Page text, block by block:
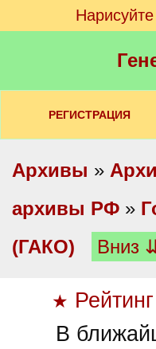
РЕГИСТРАЦИЯ
Архивы »
архивы РФ »
(ГАКО)
Вниз
★ Рейтинг
В